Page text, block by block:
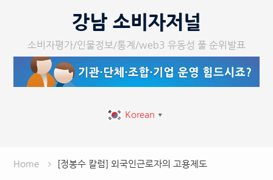
강남 소비자저널
소비자평가/인물정보/통계/web3 유동성 풀 순위발표
Korean ▼
Home [정봉수 칼럼] 외국인근로자의 고용제도